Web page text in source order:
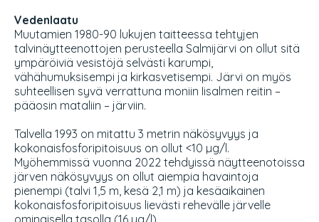
Vedenlaatu
Muutamien 1980-90 lukujen taitteessa tehtyjen
talvinäytteenottojen perusteella Salmijärvi on ollut sitä
ympäröiviä vesistöjä selvästi karumpi,
vähähumuksisempi ja kirkasvetisempi. Järvi on myös
suhteellisen syvä verrattuna moniin Iisalmen reitin –
pääosin mataliin – järviin.
Talvella 1993 on mitattu 3 metrin näkösyvyys ja
kokonaisfosforipitoisuus on ollut <10 µg/l.
Myöhemmissä vuonna 2022 tehdyissä näytteenotoissa
järven näkösyvyys on ollut aiempia havaintoja
pienempi (talvi 1,5 m, kesä 2,1 m) ja kesäaikainen
kokonaisfosforipitoisuus lievästi rehevälle järvelle